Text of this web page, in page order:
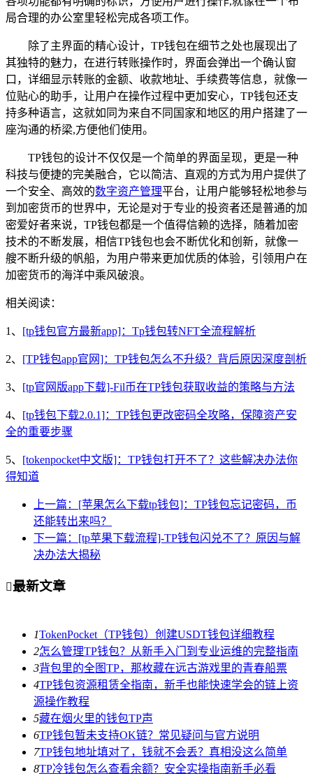
局合理的办公室里轻松完成各项工作。
除了主界面的精心设计，TP钱包在细节之处也展现出了
其独特的魅力，在进行转账操作时，界面会弹出一个确认窗
口，详细显示转账的金额、收款地址、手续费等信息，就像一
位贴心的助手，让用户在操作过程中更加安心，TP钱包还支
持多种语言，这就如同为来自不同国家和地区的用户搭建了一
座沟通的桥梁,方便他们使用。
TP钱包的设计不仅仅是一个简单的界面呈现，更是一种
科技与便捷的完美融合，它以简洁、直观的方式为用户提供了
一个安全、高效的数字资产管理平台，让用户能够轻松地参与
到加密货币的世界中，无论是对于专业的投资者还是普通的加
密爱好者来说，TP钱包都是一个值得信赖的选择，随着加密
技术的不断发展，相信TP钱包也会不断优化和创新，就像一
艘不断升级的帆船，为用户带来更加优质的体验，引领用户在
加密货币的海洋中乘风破浪。
相关阅读：
1、 [tp钱包官方最新app]：Tp钱包转NFT全流程解析
2、 [TP钱包app官网]：TP钱包怎么不升级？背后原因深度剖析
3、 [tp官网版app下载]-Fil币在TP钱包获取收益的策略与方法
4、 [tp钱包下载2.0.1]：TP钱包更改密码全攻略，保障资产安
全的重要步骤
5、 [tokenpocket中文版]：TP钱包打开不了？这些解决办法你
得知道
上一篇：[苹果怎么下载tp钱包]：TP钱包忘记密码，币
还能转出来吗？
下一篇：[tp苹果下载流程]-TP钱包闪兑不了？原因与解
决办法大揭秘
最新文章
1TokenPocket（TP钱包）创建USDT钱包详细教程
2怎么管理TP钱包？从新手入门到专业运维的完整指南
3背包里的全图TP，那枚藏在远古游戏里的青春船票
4TP钱包资源租赁全指南，新手也能快速学会的链上资
源操作教程
5藏在烟火里的钱包TP声
6TP钱包暂未支持OK链？常见疑问与官方说明
7TP钱包地址填对了，钱就不会丢？真相没这么简单
8TP冷钱包怎么查看余额？安全实操指南新手必看